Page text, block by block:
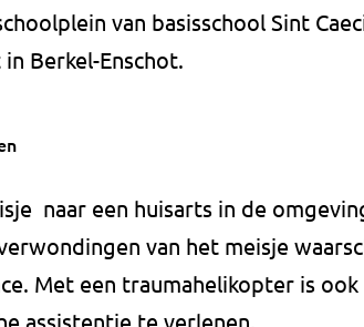
van basisschool Sint
Berkel-Enschot.
naar een huisarts in de
van het meisje
Met een traumahelikopter is
assistentie te verlenen.